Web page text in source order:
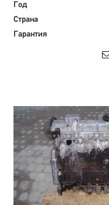
Год
Страна
Гарантия